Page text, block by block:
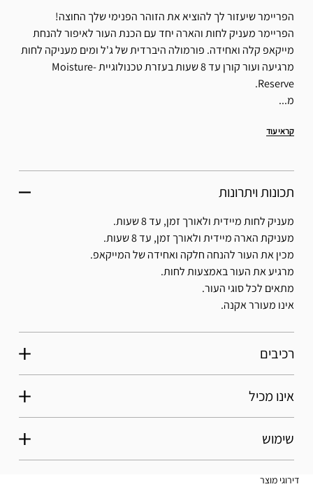
הפריימר שיעזור לך להוציא את הזוהר הפנימי שלך החוצה!
הפריימר מעניק לחות והארה יחד עם הכנת העור לאיפור להנחת
מייקאפ קלה ואחידה. פורמולה היברדית של ג'ל ומים מעניקה לחות
מרגיעה ועור קורן עד 8 שעות בעזרת טכנולוגיית Moisture-
Reserve.
מ...
קראי עוד
תכונות ויתרונות
מעניק לחות מיידית ולאורך זמן, עד 8 שעות.
מעניקת הארה מיידית ולאורך זמן, עד 8 שעות.
מכין את העור להנחה חלקה ואחידה של המייקאפ.
מרגיע את העור באמצעות לחות.
מתאים לכל סוגי העור.
אינו מעורר אקנה.
רכיבים
אינו מכיל
שימוש
דירוגי מוצר